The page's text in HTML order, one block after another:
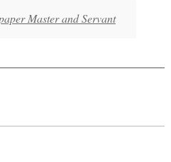
Master and Servant